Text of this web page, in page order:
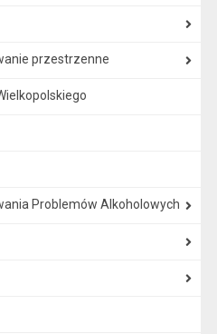
przestrzenne
Problemów Alkoholowych